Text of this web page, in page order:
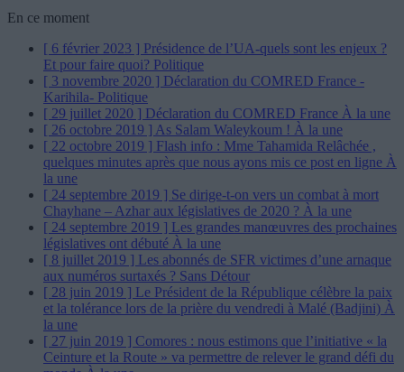
En ce moment
[ 6 février 2023 ] Présidence de l’UA-quels sont les enjeux ?
Et pour faire quoi? Politique
[ 3 novembre 2020 ] Déclaration du COMRED France -
Karihila- Politique
[ 29 juillet 2020 ] Déclaration du COMRED France À la une
[ 26 octobre 2019 ] As Salam Waleykoum ! À la une
[ 22 octobre 2019 ] Flash info : Mme Tahamida Relâchée ,
quelques minutes après que nous ayons mis ce post en ligne À
la une
[ 24 septembre 2019 ] Se dirige-t-on vers un combat à mort
Chayhane – Azhar aux législatives de 2020 ? À la une
[ 24 septembre 2019 ] Les grandes manœuvres des prochaines
législatives ont débuté À la une
[ 8 juillet 2019 ] Les abonnés de SFR victimes d’une arnaque
aux numéros surtaxés ? Sans Détour
[ 28 juin 2019 ] Le Président de la République célèbre la paix
et la tolérance lors de la prière du vendredi à Malé (Badjini) À
la une
[ 27 juin 2019 ] Comores : nous estimons que l’initiative « la
Ceinture et la Route » va permettre de relever le grand défi du